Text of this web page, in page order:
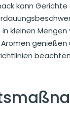
kann
in kleinen